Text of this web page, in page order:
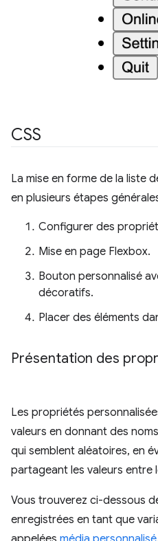
CSS
La mise en forme de la liste
en plusieurs étapes
Configurer des
Mise en page Flexbox.
Bouton personnalisé
décoratifs.
Placer des éléments
Présentation des
Les propriétés
valeurs en donnant des
qui semblent aléatoires, en
partageant les valeurs entre
Vous trouverez ci-dessous
enregistrées en tant que